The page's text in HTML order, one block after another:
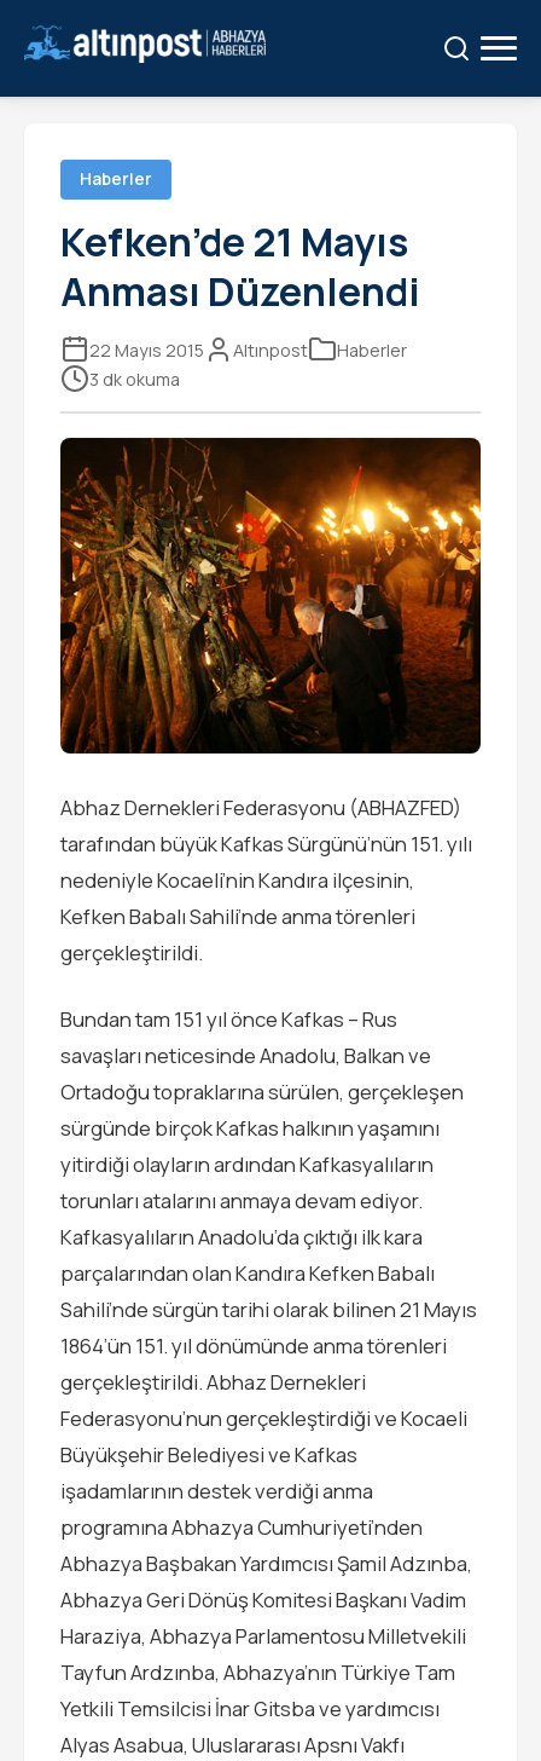
Haberler
Kefken’de 21 Mayıs
Anması Düzenlendi
22 Mayıs 2015 Altınpost
Haberler
3 dk okuma
Abhaz Dernekleri Federasyonu (ABHAZFED)
tarafından büyük Kafkas Sürgünü’nün 151. yılı
nedeniyle Kocaeli’nin Kandıra ilçesinin,
Kefken Babalı Sahili’nde anma törenleri
gerçekleştirildi.
Bundan tam 151 yıl önce Kafkas – Rus
savaşları neticesinde Anadolu, Balkan ve
Ortadoğu topraklarına sürülen, gerçekleşen
sürgünde birçok Kafkas halkının yaşamını
yitirdiği olayların ardından Kafkasyalıların
torunları atalarını anmaya devam ediyor.
Kafkasyalıların Anadolu’da çıktığı ilk kara
parçalarından olan Kandıra Kefken Babalı
Sahili’nde sürgün tarihi olarak bilinen 21 Mayıs
1864’ün 151. yıl dönümünde anma törenleri
gerçekleştirildi. Abhaz Dernekleri
Federasyonu’nun gerçekleştirdiği ve Kocaeli
Büyükşehir Belediyesi ve Kafkas
işadamlarının destek verdiği anma
programına Abhazya Cumhuriyeti’nden
Abhazya Başbakan Yardımcısı Şamil Adzınba,
Abhazya Geri Dönüş Komitesi Başkanı Vadim
Haraziya, Abhazya Parlamentosu Milletvekili
Tayfun Ardzınba, Abhazya’nın Türkiye Tam
Yetkili Temsilcisi İnar Gitsba ve yardımcısı
Alyas Asabua, Uluslararası Apsnı Vakfı